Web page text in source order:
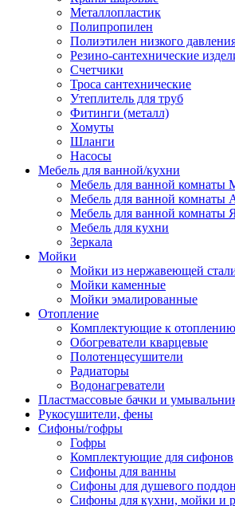
Металлопластик
Полипропилен
Полиэтилен низкого
Резино-сантехнические
Счетчики
Троса сантехнические
Утеплитель для труб
Фитинги (металл)
Хомуты
Шланги
Насосы
Мебель для ванной/кухни
Мебель для ванной комнаты
Мебель для ванной
Мебель для ванной
Мебель для кухни
Зеркала
Мойки
Мойки из нержавеющей
Мойки каменные
Мойки эмалированные
Отопление
Комплектующие к отоплению
Обогреватели кварцевые
Полотенцесушители
Радиаторы
Водонагреватели
Пластмассовые бачки и
Рукосушители, фены
Сифоны/гофры
Гофры
Комплектующие для сифонов
Сифоны для ванны
Сифоны для душевого
Сифоны для кухни, мойки и